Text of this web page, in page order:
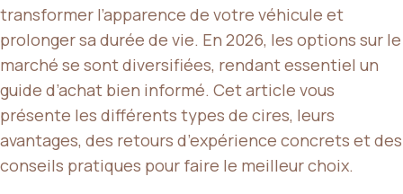
transformer l’apparence de votre véhicule et
prolonger sa durée de vie. En 2026, les options sur le
marché se sont diversifiées, rendant essentiel un
guide d’achat bien informé. Cet article vous
présente les différents types de cires, leurs
avantages, des retours d’expérience concrets et des
conseils pratiques pour faire le meilleur choix.